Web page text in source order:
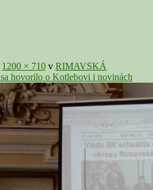
1200 × 710 v RIMAVSKÁ
hovorilo o Kotlebovi i novinách